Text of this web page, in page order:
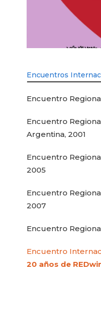
Encuentros
Encuentro
Encuentro
Argentina, 2001
Encuentro
2005
Encuentro
2007
Encuentro
Encuentro
20 años de